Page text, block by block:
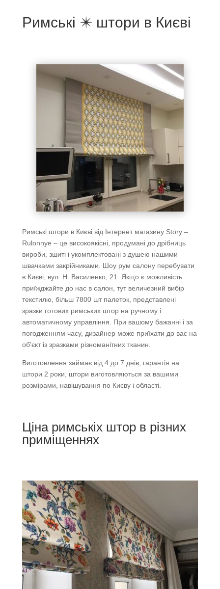
Римські ✴️ штори в Києві
Римські штори в Києві від Інтернет магазину Story –
Rulonnye – це високоякісні, продумані до дрібниць
вироби, зшиті і укомплектовані з душею нашими
швачками закрійниками. Шоу рум салону перебувати
в Києві, вул. Н. Василенко, 21. Якщо є можливість
приїжджайте до нас в салон, тут величезний вибір
текстилю, більш 7800 шт палеток, представлені
зразки готових римських штор на ручному і
автоматичному управління. При вашому бажанні і за
погодженням часу, дизайнер може приїхати до вас на
об’єкт із зразками різноманітних тканин.
Виготовлення займає від 4 до 7 днів, гарантія на
штори 2 роки, штори виготовляються за вашими
розмірами, навішування по Києву і області.
Ціна римськіх штор в різних
приміщеннях